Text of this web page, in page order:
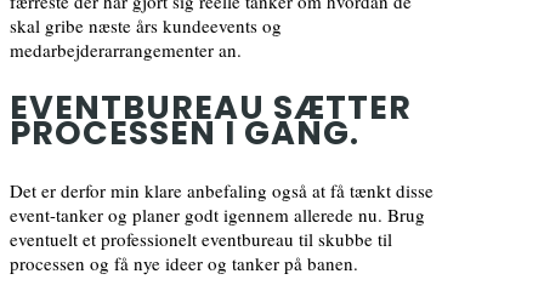
skal gribe næste års kundeevents og
medarbejderarrangementer an.
EVENTBUREAU SÆTTER
PROCESSEN I GANG.
Det er derfor min klare anbefaling også at få tænkt disse
event-tanker og planer godt igennem allerede nu. Brug
eventuelt et professionelt eventbureau til skubbe til
processen og få nye ideer og tanker på banen.